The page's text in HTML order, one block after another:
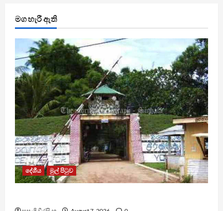
මග හැරී ඇති
දේශීය මුල් පිටුව